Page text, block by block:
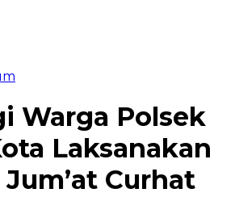
Warga Polsek
Laksanakan
Curhat